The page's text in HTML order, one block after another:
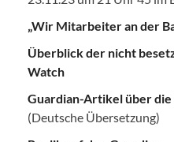
„Wir Mitarbeiter an der
Überblick der nicht
Watch
Guardian-Artikel über die
(Deutsche Übersetzung)